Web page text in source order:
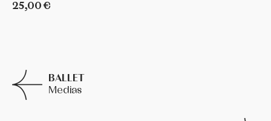
25,00 €
BALLET
Medias